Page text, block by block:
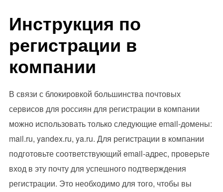
Инструкция по
регистрации в
компании
В связи с блокировкой большинства почтовых
сервисов для россиян для регистрации в компании
можно использовать только следующие email-домены:
mail.ru, yandex.ru, ya.ru. Для регистрации в компании
подготовьте соответствующий email-адрес, проверьте
вход в эту почту для успешного подтверждения
регистрации. Это необходимо для того, чтобы вы